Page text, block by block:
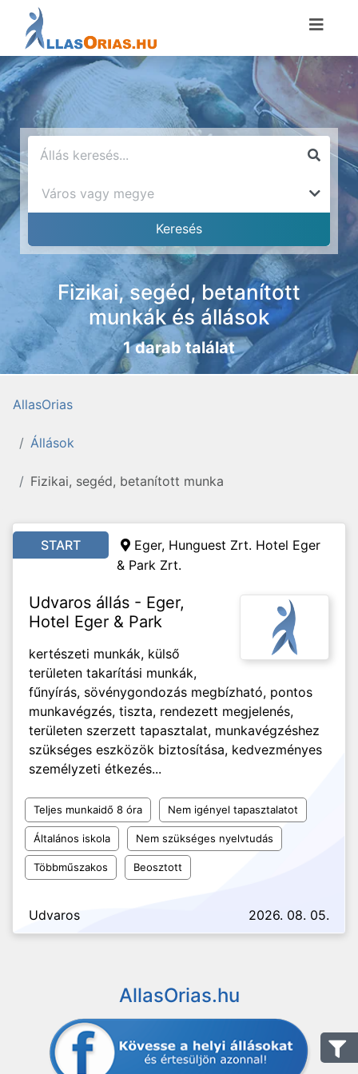
Fizikai, segéd, betanított
munkák és állások
1 darab találat
AllasOrias
Állások
Fizikai, segéd, betanított munka
START
Eger, Hunguest Zrt. Hotel Eger
& Park Zrt.
Udvaros állás - Eger,
Hotel Eger & Park
kertészeti munkák, külső
területen takarítási munkák,
fűnyírás, sövénygondozás megbízható, pontos
munkavégzés, tiszta, rendezett megjelenés,
területen szerzett tapasztalat, munkavégzéshez
szükséges eszközök biztosítása, kedvezményes
személyzeti étkezés...
Teljes munkaidő 8 óra Nem igényel tapasztalatot
Általános iskola Nem szükséges nyelvtudás
Többműszakos Beosztott
Udvaros 2026. 08. 05.
AllasOrias.hu